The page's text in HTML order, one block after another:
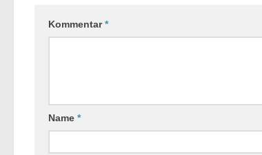
Kommentar*
Name *